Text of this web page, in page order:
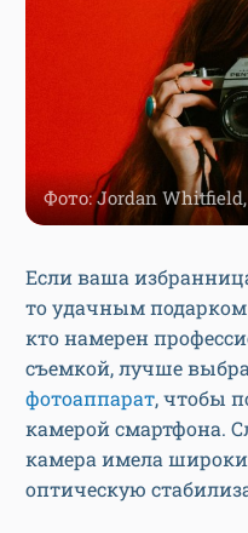
Фото: Jordan
Если ваша
то удачным подарком
кто намерен
съемкой, лучше
фотоаппарат, чтобы
камерой смартфона.
камера имела
оптическую